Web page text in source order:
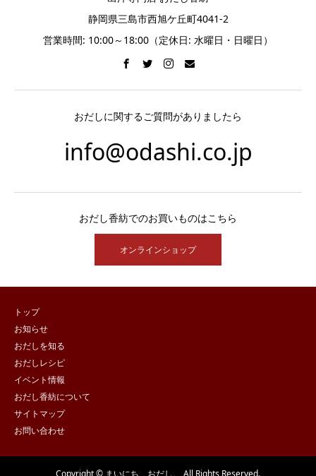
静岡県三島市西旭ケ丘町4041-2
営業時間: 10:00～18:00（定休日: 水曜日・日曜日）
おだしに関するご質問がありましたら
info@odashi.co.jp
おだし香紡でのお買いものはこちら
オンラインショップ
トップ
お知らせ
おだしを知る
おだしレシピ
イベント情報
おだし香紡について
サイトマップ
お問い合わせ
Copyright © まいにち、おだし。 All Rights Reserved.